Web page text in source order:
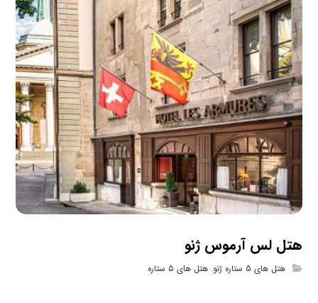
هتل لس آرموس ژنو
هتل های 5 ستاره ژنو ,هتل های 5 ستاره